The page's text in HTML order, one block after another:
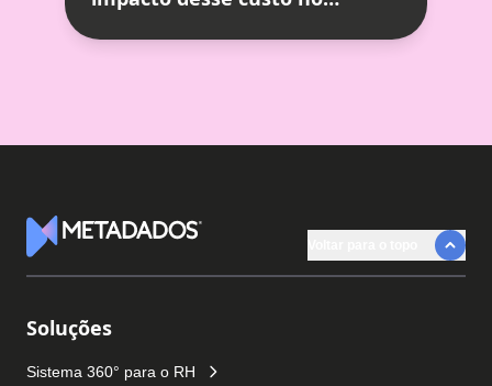
Logotipo Metadados
Soluções
Sistema 360° para o RH